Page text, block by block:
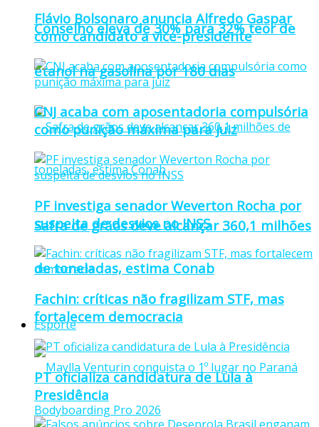
Conselho eleva de 30% para 32% teor de
etanol na gasolina por 180 dias
Safra de grãos deve alcançar 360,1 milhões
de toneladas, estima Conab
Esporte
Flávio Bolsonaro anuncia Alfredo Gaspar
como candidato a vice-presidente
CNJ acaba com aposentadoria compulsória
como punição máxima para juiz
PF investiga senador Weverton Rocha por
suspeita de desvios no INSS
Fachin: críticas não fragilizam STF, mas
fortalecem democracia
PT oficializa candidatura de Lula à
Presidência